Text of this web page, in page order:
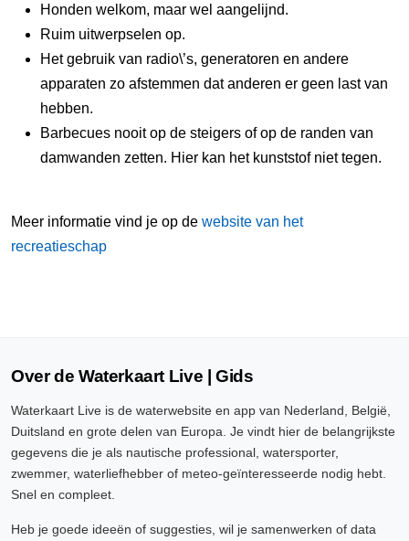
Honden welkom, maar wel aangelijnd.
Ruim uitwerpselen op.
Het gebruik van radio\’s, generatoren en andere
apparaten zo afstemmen dat anderen er geen last van
hebben.
Barbecues nooit op de steigers of op de randen van
damwanden zetten. Hier kan het kunststof niet tegen.
Meer informatie vind je op de website van het
recreatieschap
Over de Waterkaart Live | Gids
Waterkaart Live is de waterwebsite en app van Nederland, België,
Duitsland en grote delen van Europa. Je vindt hier de belangrijkste
gegevens die je als nautische professional, watersporter,
zwemmer, waterliefhebber of meteo-geïnteresseerde nodig hebt.
Snel en compleet.
Heb je goede ideeën of suggesties, wil je samenwerken of data